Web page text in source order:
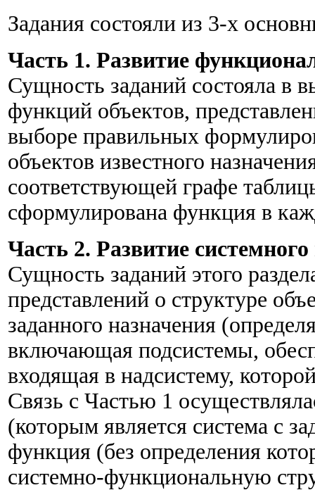
Задания состояли из 3-х
Часть 1. Развитие
Сущность заданий состояла в
функций объектов,
выборе правильных
объектов известного
соответствующей графе
сформулирована функция в
Часть 2. Развитие
Сущность заданий этого
представлений о структуре
заданного назначения
включающая подсистемы,
входящая в надсистему,
Связь с Частью 1
(которым является система с
функция (без определения
системно-функциональную